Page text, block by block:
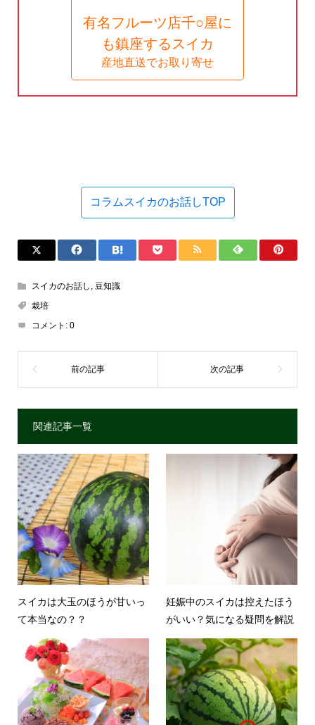
有名フルーツ店千○屋に
も鎮座するスイカ
産地直送でお取り寄せ
コラムスイカのお話しTOP
スイカのお話し
豆知識
栽培
コメント: 0
関連記事一覧
スイカは大玉のほうが甘いっ
て本当なの？？
妊娠中のスイカは控えたほう
がいい？気になる疑問を解説